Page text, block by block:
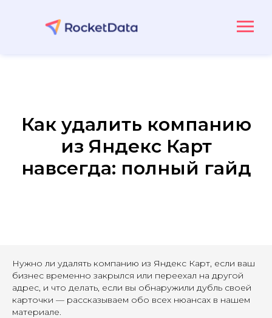
Как удалить компанию
из Яндекс Карт
навсегда: полный гайд
Нужно ли удалять компанию из Яндекс Карт, если ваш
бизнес временно закрылся или переехал на другой
адрес, и что делать, если вы обнаружили дубль своей
карточки — рассказываем обо всех нюансах в нашем
материале.